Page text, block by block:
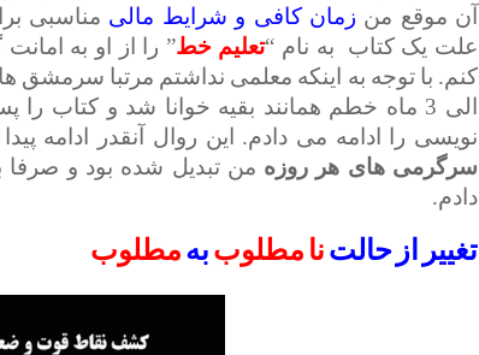
آن موقع من زمان کافی و شرایط مالی مناسبی
علت یک کتاب به نام “تعلیم خط” را از او به
الی 3 ماه خطم همانند بقیه خوانا شد و
نویسی را ادامه می دادم. این روال آنقدر ادامه پیدا کرد که پس 8 الی 10
سرگرمی های هر روزه من تبدیل شده بود و
دادم.
تغییر از حالتنا مطلوببهمطلوب